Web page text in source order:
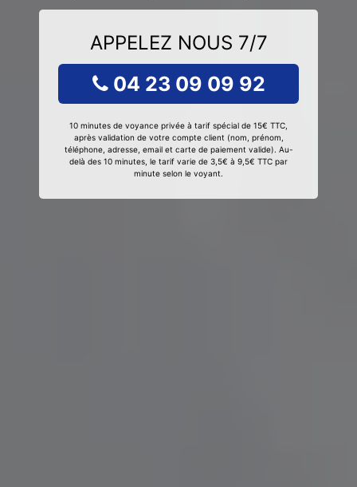
APPELEZ NOUS 7/7
04 23 09 09 92
10 minutes de voyance privée à tarif spécial de 15€ TTC,
après validation de votre compte client (nom, prénom,
téléphone, adresse, email et carte de paiement valide). Au-
delà des 10 minutes, le tarif varie de 3,5€ à 9,5€ TTC par
minute selon le voyant.